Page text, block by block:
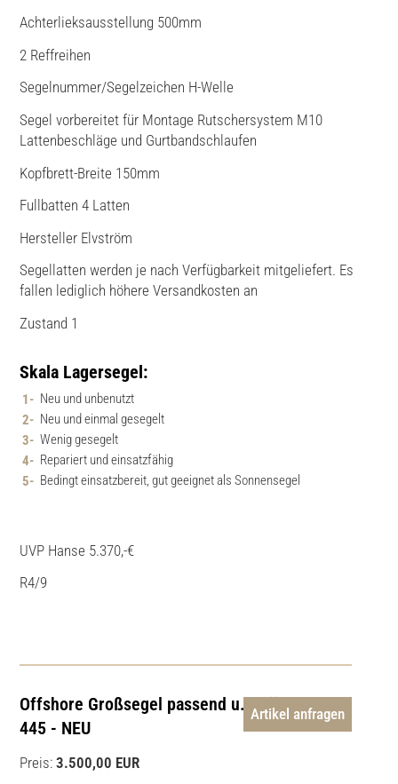
Achterlieksausstellung 500mm
2 Reffreihen
Segelnummer/Segelzeichen H-Welle
Segel vorbereitet für Montage Rutschersystem M10
Lattenbeschläge und Gurtbandschlaufen
Kopfbrett-Breite 150mm
Fullbatten 4 Latten
Hersteller Elvström
Segellatten werden je nach Verfügbarkeit mitgeliefert. Es
fallen lediglich höhere Versandkosten an
Zustand 1
Skala Lagersegel:
Neu und unbenutzt
Neu und einmal gesegelt
Wenig gesegelt
Repariert und einsatzfähig
Bedingt einsatzbereit, gut geeignet als Sonnensegel
UVP Hanse 5.370,-€
R4/9
Offshore Großsegel passend u.a. für Hanse
445 - NEU
Preis:3.500,00 EUR
Artikel anfragen